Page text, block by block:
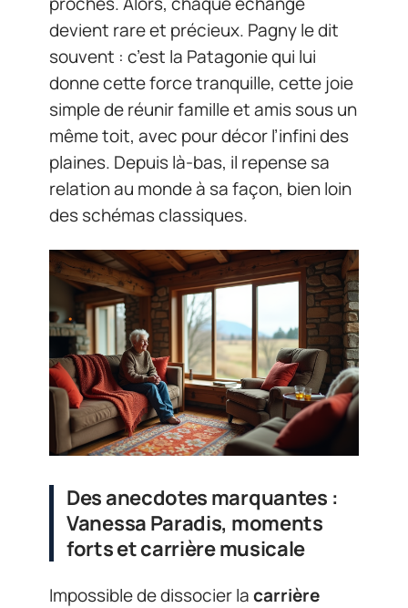
devient rare et précieux. Pagny le dit
souvent : c’est la Patagonie qui lui
donne cette force tranquille, cette joie
simple de réunir famille et amis sous un
même toit, avec pour décor l’infini des
plaines. Depuis là-bas, il repense sa
relation au monde à sa façon, bien loin
des schémas classiques.
Des anecdotes marquantes :
Vanessa Paradis, moments
forts et carrière musicale
Impossible de dissocier lacarrière